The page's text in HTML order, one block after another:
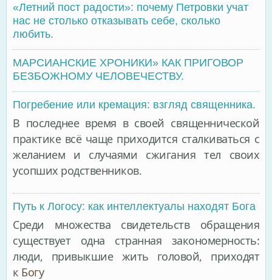
«Летний пост радости»: почему Петровки учат
нас не столько отказывать себе, сколько
любить.
МАРСИАНСКИЕ ХРОНИКИ» КАК ПРИГОВОР
БЕЗБОЖНОМУ ЧЕЛОВЕЧЕСТВУ.
Погребение или кремация: взгляд священника.
В последнее время в своей священнической
практике всё чаще приходится сталкиваться с
желанием и случаями сжигания тел своих
усопших родственников.
Путь к Логосу: как интеллектуалы находят Бога
Среди множества свидетельств обращения
существует одна странная закономерность:
люди, привыкшие жить головой, приходят
к Богу